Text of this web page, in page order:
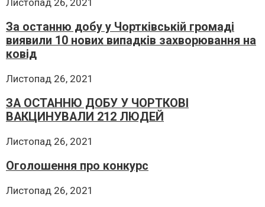
Листопад 26, 2021
За останню добу у Чортківській громаді
виявили 10 нових випадків захворювання на
ковід
Листопад 26, 2021
ЗА ОСТАННЮ ДОБУ У ЧОРТКОВІ
ВАКЦИНУВАЛИ 212 ЛЮДЕЙ
Листопад 26, 2021
Оголошення про конкурс
Листопад 26, 2021